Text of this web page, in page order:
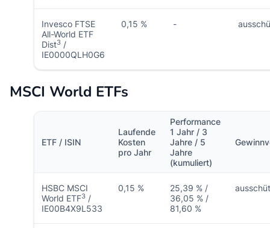
Invesco FTSE
All-World ETF
Dist3 /
IE0000QLH0G6
0,15 % -
MSCI World ETFs
ETF / ISIN
Laufende
Kosten
pro Jahr
Performance
1 Jahr / 3
Jahre / 5
Jahre
(kumuliert)
HSBC MSCI
World ETF3 /
IE00B4X9L533
0,15 %
25,39 % /
36,05 % /
81,60 %